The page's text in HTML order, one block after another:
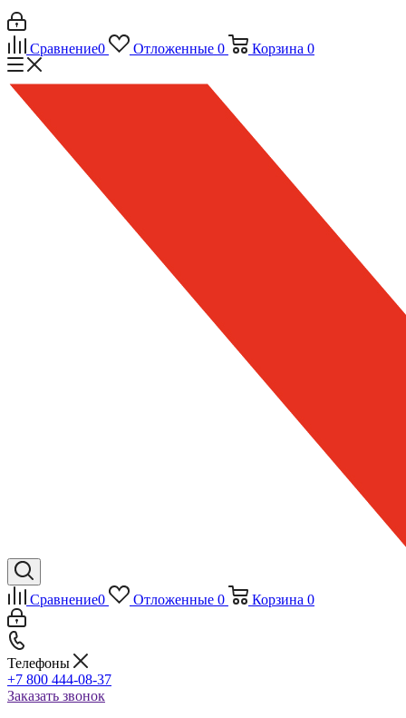
Сравнение0 Отложенные 0 Корзина 0
Сравнение0 Отложенные 0 Корзина 0
Телефоны
+7 800 444-08-37
Заказать звонок